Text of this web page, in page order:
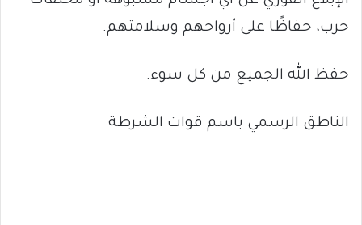
حرب، حفاظًا على أرواحهم وسلامتهم.
حفظ الله الجميع من كل سوء.
الناطق الرسمي باسم قوات الشرطة